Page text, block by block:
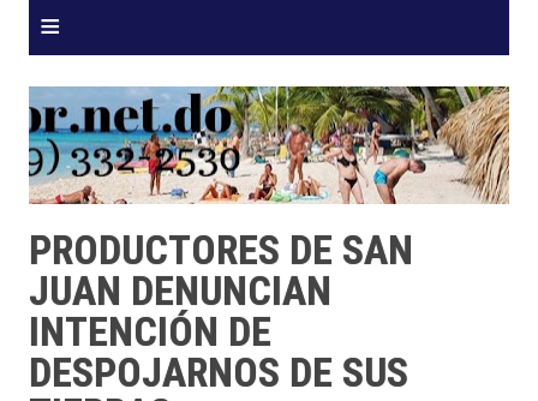
≡
PRODUCTORES DE SAN
JUAN DENUNCIAN
INTENCIÓN DE
DESPOJARNOS DE SUS